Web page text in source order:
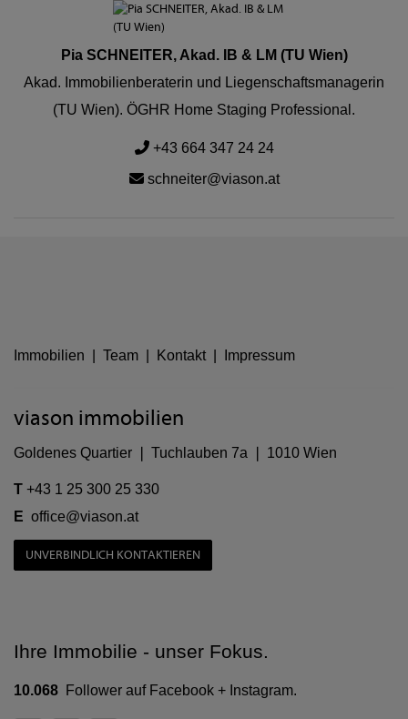
Pia SCHNEITER, Akad. IB & LM (TU Wien)
Akad. Immobilienberaterin und Liegenschaftsmanagerin
(TU Wien). ÖGHR Home Staging Professional.
+43 664 347 24 24
schneiter@viason.at
Immobilien Team Kontakt Impressum
viason immobilien
Goldenes Quartier ❘ Tuchlauben 7a ❘ 1010 Wien
T +43 1 25 300 25 330
E office@viason.at
UNVERBINDLICH KONTAKTIEREN
Ihre Immobilie - unser Fokus.
10.068 Follower auf Facebook + Instagram.